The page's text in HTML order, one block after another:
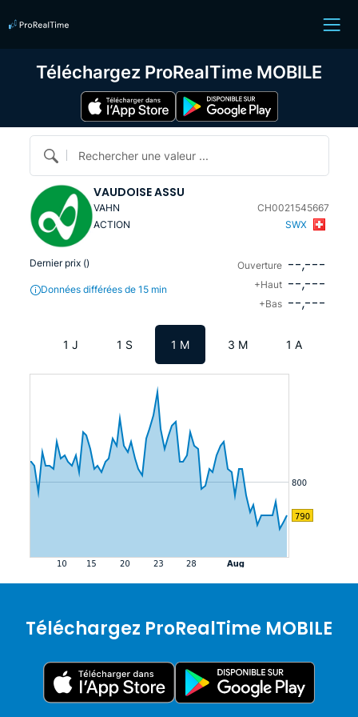
Rechercher une valeur ...
VAUDOISE ASSU
VAHN
CH0021545667
ACTION
SWX
Dernier prix ()
Données différées de 15 min
Ouverture --,---
+Haut --,---
+Bas --,---
1 J 1 S 1 M 3 M 1 A
Téléchargez ProRealTime MOBILE
Téléchargez ProRealTime MOBILE